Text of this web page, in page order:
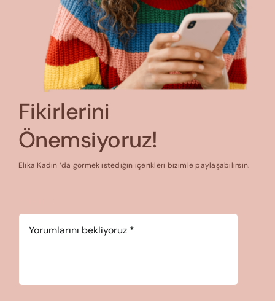
Fikirlerini
Önemsiyoruz!
Elika Kadın ‘da görmek istediğin içerikleri bizimle paylaşabilirsin.